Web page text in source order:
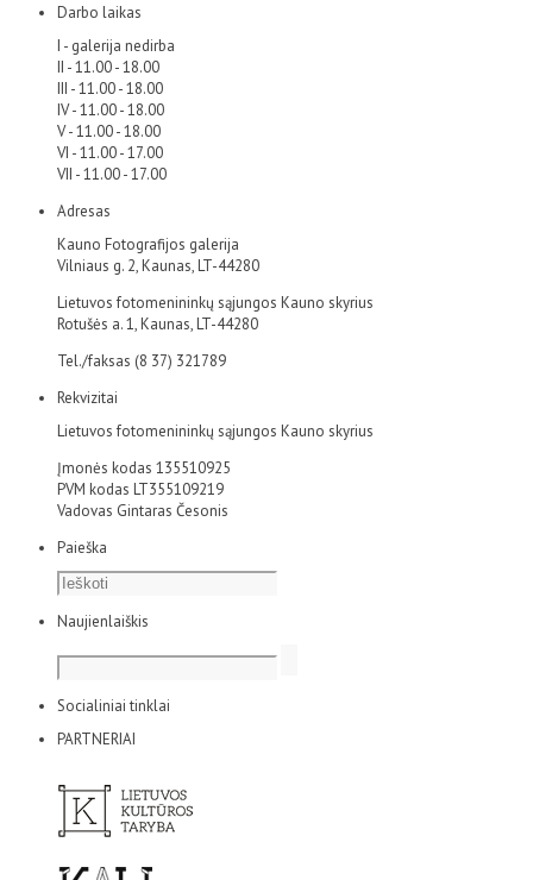
Darbo laikas
I - galerija nedirba
II - 11.00 - 18.00
III - 11.00 - 18.00
IV - 11.00 - 18.00
V - 11.00 - 18.00
VI - 11.00 - 17.00
VII - 11.00 - 17.00
Adresas
Kauno Fotografijos galerija
Vilniaus g. 2, Kaunas, LT-44280
Lietuvos fotomenininkų sąjungos Kauno skyrius
Rotušės a. 1, Kaunas, LT-44280
Tel./faksas (8 37) 321789
Rekvizitai
Lietuvos fotomenininkų sąjungos Kauno skyrius
Įmonės kodas 135510925
PVM kodas LT355109219
Vadovas Gintaras Česonis
Paieška
Naujienlaiškis
Socialiniai tinklai
PARTNERIAI